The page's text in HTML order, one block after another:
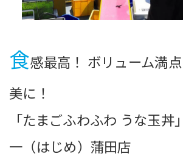
食感最高！ ボリューム満
美に！
「たまごふわふわ うな玉丼
一（はじめ）蒲田店